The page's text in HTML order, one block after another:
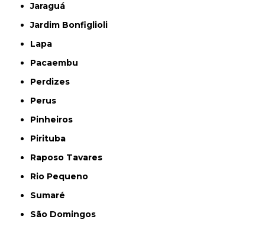
Jaraguá
Jardim Bonfiglioli
Lapa
Pacaembu
Perdizes
Perus
Pinheiros
Pirituba
Raposo Tavares
Rio Pequeno
Sumaré
São Domingos